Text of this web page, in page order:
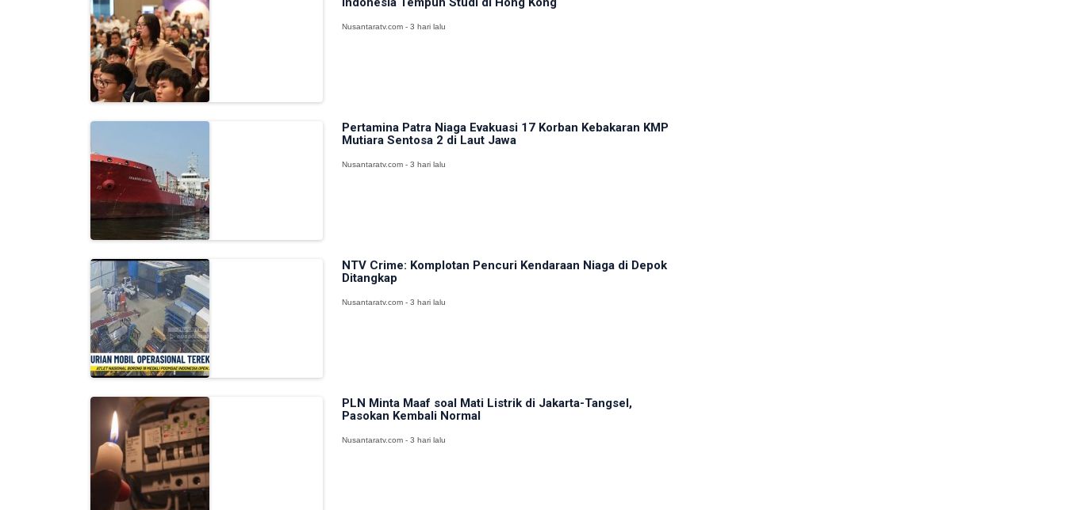
Nusantaratv.com - 3 hari lalu
Pertamina Patra Niaga Evakuasi 17 Korban Kebakaran KMP
Mutiara Sentosa 2 di Laut Jawa
Nusantaratv.com - 3 hari lalu
NTV Crime: Komplotan Pencuri Kendaraan Niaga di Depok
Ditangkap
Nusantaratv.com - 3 hari lalu
PLN Minta Maaf soal Mati Listrik di Jakarta-Tangsel,
Pasokan Kembali Normal
Nusantaratv.com - 3 hari lalu